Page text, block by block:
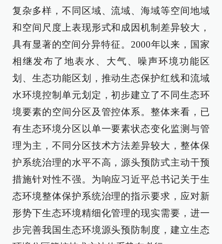
复杂多样，不同区域、流域、海域等空间地域
和空间尺度上表现形式和成因机制差异较大，
具有显著的空间分异特征。2000年以来，国家
相继发布了地表水、大气、噪声环境功能区
划、生态功能区划，推动生态保护红线和流域
水环境控制单元划定，初步建立了不同生态环
境要素的空间分区及管控体系。整体来看，已
有生态环境分区以单一要素状态变化监测与管
理为主，不同分区技术方法差异较大，整体保
护系统治理的水平不高，源头预防式主动干预
措施针对性不强。为响应习近平总书记关于生
态环境整体保护系统治理的指示要求，应对新
形势下生态环境精细化管理的现实需要，进一
步完善我国生态环境源头预防制度，建立生态